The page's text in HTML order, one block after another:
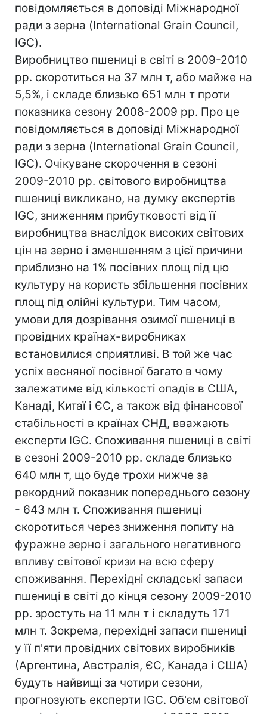
повідомляється в доповіді Міжнародної
ради з зерна (International Grain Council,
IGC).
Виробництво пшениці в світі в 2009-2010
рр. скоротиться на 37 млн т, або майже на
5,5%, і складе близько 651 млн т проти
показника сезону 2008-2009 рр. Про це
повідомляється в доповіді Міжнародної
ради з зерна (International Grain Council,
IGC). Очікуване скорочення в сезоні
2009-2010 рр. світового виробництва
пшениці викликано, на думку експертів
IGC, зниженням прибутковості від її
виробництва внаслідок високих світових
цін на зерно і зменшенням з цієї причини
приблизно на 1% посівних площ під цю
культуру на користь збільшення посівних
площ під олійні культури. Тим часом,
умови для дозрівання озимої пшениці в
провідних країнах-виробниках
встановилися сприятливі. В той же час
успіх весняної посівної багато в чому
залежатиме від кількості опадів в США,
Канаді, Китаї і ЄС, а також від фінансової
стабільності в країнах СНД, вважають
експерти IGC. Споживання пшениці в світі
в сезоні 2009-2010 рр. складе близько
640 млн т, що буде трохи нижче за
рекордний показник попереднього сезону
- 643 млн т. Споживання пшениці
скоротиться через зниження попиту на
фуражне зерно і загального негативного
впливу світової кризи на всю сферу
споживання. Перехідні складські запаси
пшениці в світі до кінця сезону 2009-2010
рр. зростуть на 11 млн т і складуть 171
млн т. Зокрема, перехідні запаси пшениці
у її п'яти провідних світових виробників
(Аргентина, Австралія, ЄС, Канада і США)
будуть найвищі за чотири сезони,
прогнозують експерти IGC. Об'єм світової